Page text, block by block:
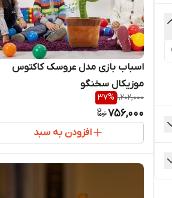
اسباب بازی مدل عروسک کاکتوس
موزیکال سخنگو
1,202,000
37%
756,000
افزودن به سبد